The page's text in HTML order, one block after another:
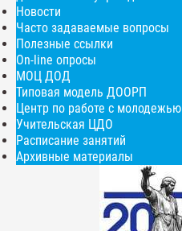
Новости
Часто задаваемые вопросы
Полезные ссылки
On-line опросы
МОЦ ДОД
Типовая модель ДООРП
Центр по работе с молодежью
Учительская ЦДО
Расписание занятий
Архивные материалы